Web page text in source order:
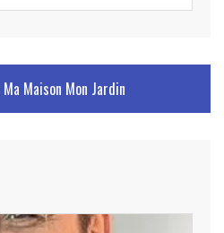
Ma Maison Mon Jardin